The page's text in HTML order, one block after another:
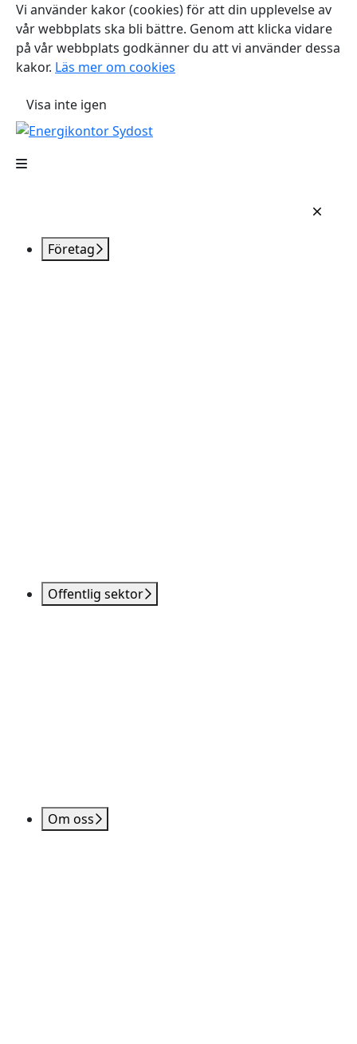
Vi använder kakor (cookies) för att din upplevelse av
vår webbplats ska bli bättre. Genom att klicka vidare
på vår webbplats godkänner du att vi använder dessa
kakor. Läs mer om cookies
Visa inte igen
Företag
Offentlig sektor
Om oss